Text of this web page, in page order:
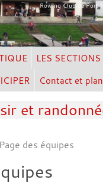
Rowing Club de Port
LES SECTIONS
Contact et plan
et
Page des équipes
cookies